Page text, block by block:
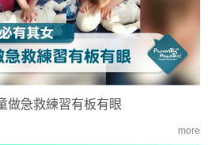
做急救練習有板有眼
more